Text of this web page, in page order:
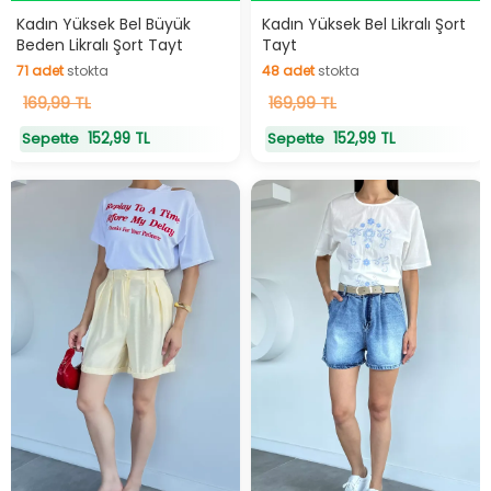
Hızlı Teslimat
Kadın Yüksek Bel Büyük
Beden Likralı Şort Tayt
71adetstokta
71adetstokta
169,99 TL
Sepette 152,99 TL
Hızlı Teslimat
Kadın Yüksek Bel Likralı Şort
Tayt
48adetstokta
48adetstokta
169,99 TL
Sepette 152,99 TL